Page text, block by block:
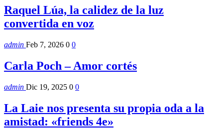
Raquel Lúa, la calidez de la luz
convertida en voz
admin Feb 7, 2026 0 0
Carla Poch – Amor cortés
admin Dic 19, 2025 0 0
La Laie nos presenta su propia oda a la
amistad: «friends 4e»